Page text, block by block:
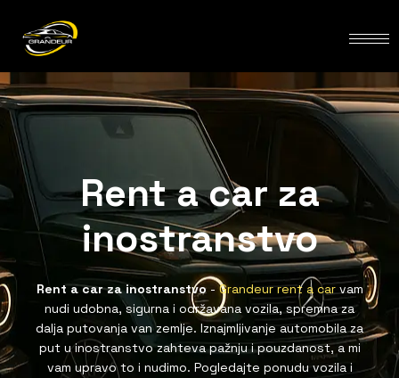
Rent a car za
inostranstvo
Rent a car za inostranstvo-Grandeur rent a carvam
nudi udobna, sigurna i održavana vozila, spremna za
dalja putovanja van zemlje. Iznajmljivanje automobila za
put u inostranstvo zahteva pažnju i pouzdanost, a mi
vam upravo to i nudimo. Pogledajte ponudu vozila i